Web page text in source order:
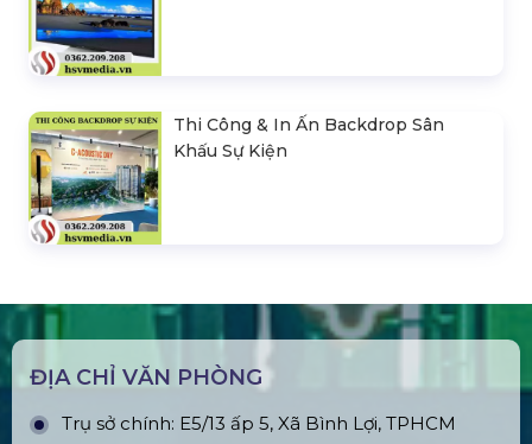
Thi Công & In Ấn Backdrop Sân
Khấu Sự Kiện
ĐỊA CHỈ VĂN PHÒNG
Trụ sở chính: E5/13 ấp 5, Xã Bình Lợi, TPHCM